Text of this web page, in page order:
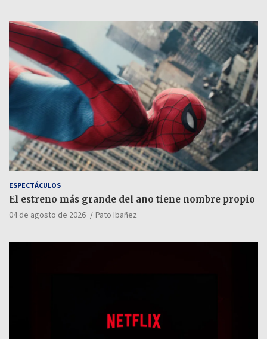
ESPECTÁCULOS
El estreno más grande del año tiene nombre propio
04 de agosto de 2026 Pato Ibañez